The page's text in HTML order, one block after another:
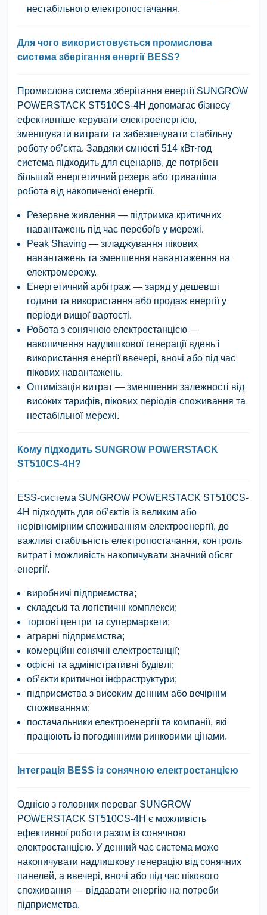
нестабільного електропостачання.
Для чого використовується промислова
система зберігання енергії BESS?
Промислова система зберігання енергії SUNGROW
POWERSTACK ST510CS-4H допомагає бізнесу
ефективніше керувати електроенергією,
зменшувати витрати та забезпечувати стабільну
роботу об’єкта. Завдяки ємності 514 кВт·год
система підходить для сценаріїв, де потрібен
більший енергетичний резерв або триваліша
робота від накопиченої енергії.
Резервне живлення — підтримка критичних
навантажень під час перебоїв у мережі.
Peak Shaving — згладжування пікових
навантажень та зменшення навантаження на
електромережу.
Енергетичний арбітраж — заряд у дешевші
години та використання або продаж енергії у
періоди вищої вартості.
Робота з сонячною електростанцією —
накопичення надлишкової генерації вдень і
використання енергії ввечері, вночі або під час
пікових навантажень.
Оптимізація витрат — зменшення залежності від
високих тарифів, пікових періодів споживання та
нестабільної мережі.
Кому підходить SUNGROW POWERSTACK
ST510CS-4H?
ESS-система SUNGROW POWERSTACK ST510CS-
4H підходить для об’єктів із великим або
нерівномірним споживанням електроенергії, де
важливі стабільність електропостачання, контроль
витрат і можливість накопичувати значний обсяг
енергії.
виробничі підприємства;
складські та логістичні комплекси;
торгові центри та супермаркети;
аграрні підприємства;
комерційні сонячні електростанції;
офісні та адміністративні будівлі;
об’єкти критичної інфраструктури;
підприємства з високим денним або вечірнім
споживанням;
постачальники електроенергії та компанії, які
працюють із погодинними ринковими цінами.
Інтеграція BESS із сонячною електростанцією
Однією з головних переваг SUNGROW
POWERSTACK ST510CS-4H є можливість
ефективної роботи разом із сонячною
електростанцією. У денний час система може
накопичувати надлишкову генерацію від сонячних
панелей, а ввечері, вночі або під час пікового
споживання — віддавати енергію на потреби
підприємства.